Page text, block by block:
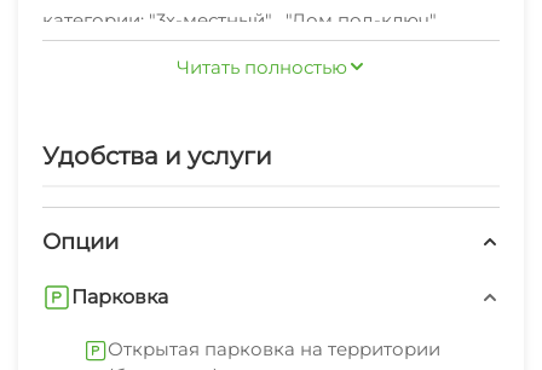
категории: "3х-местный" , "Дом под-ключ"
зайти в интернет.
Также мы предоставляем дополнительные
услуги: свч, стиральная машина, гладильные
тв.Полный список вы можете увидеть на
странице нашего объекта.
В шаговой доступности находятся кафе,
Читать полностью
Удобства и услуги
Опции
Парковка
Открытая парковка на территории